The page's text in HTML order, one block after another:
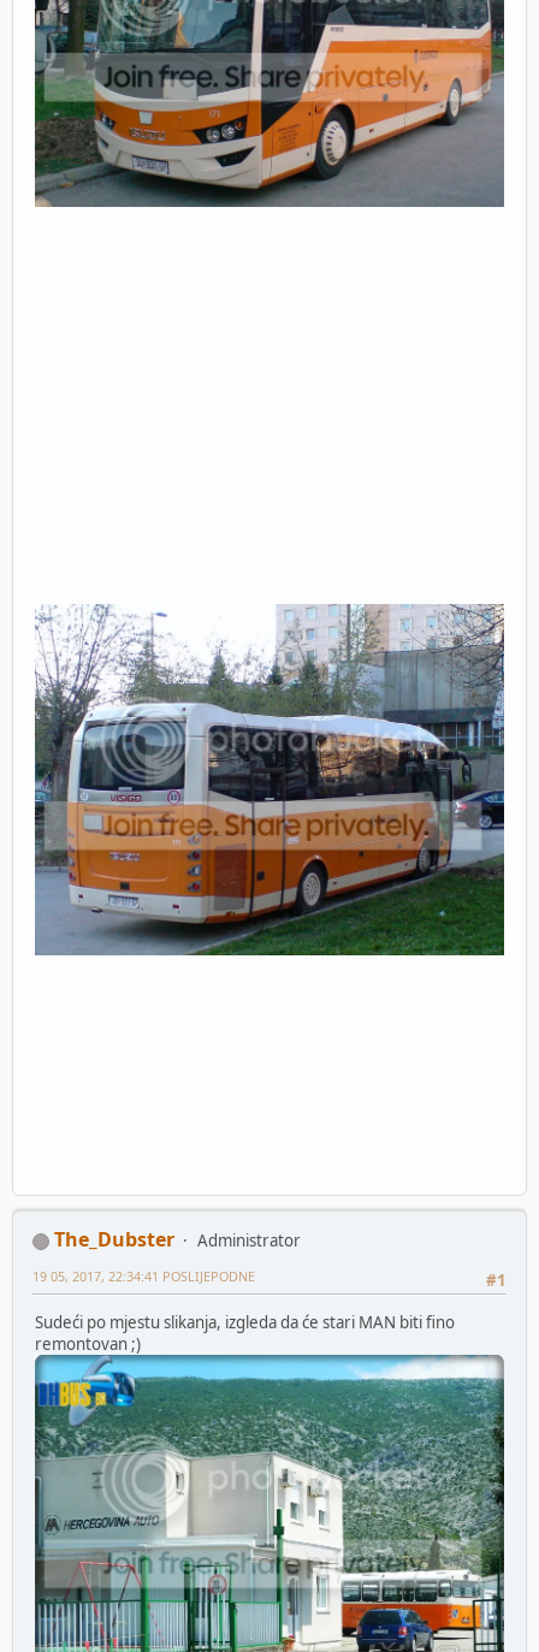
The_Dubster
Administrator
#1
19 05, 2017, 22:34:41 POSLIJEPODNE
Sudeći po mjestu slikanja, izgleda da će stari MAN biti fino
remontovan ;)